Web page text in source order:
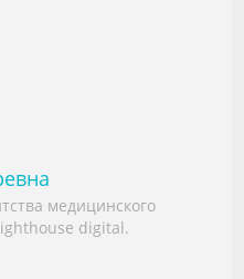
медицинского
digital.